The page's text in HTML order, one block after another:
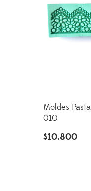
Moldes
010
$10.800